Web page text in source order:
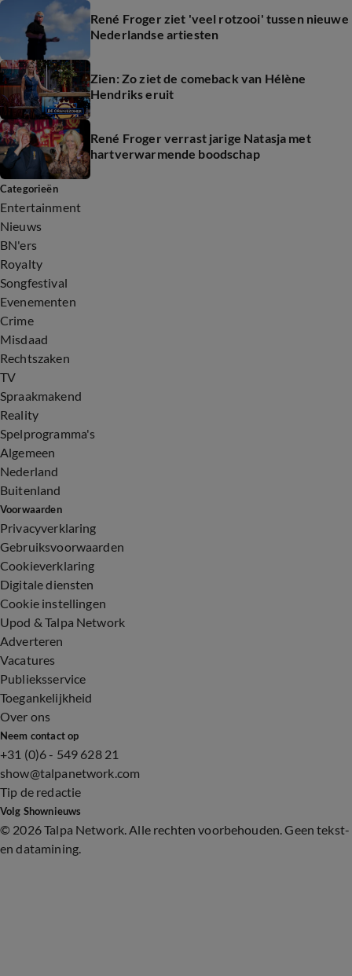
René Froger ziet 'veel rotzooi' tussen nieuwe
Nederlandse artiesten
Zien: Zo ziet de comeback van Hélène
Hendriks eruit
René Froger verrast jarige Natasja met
hartverwarmende boodschap
Categorieën
Entertainment
Nieuws
BN'ers
Royalty
Songfestival
Evenementen
Crime
Misdaad
Rechtszaken
TV
Spraakmakend
Reality
Spelprogramma's
Algemeen
Nederland
Buitenland
Voorwaarden
Privacyverklaring
Gebruiksvoorwaarden
Cookieverklaring
Digitale diensten
Cookie instellingen
Upod & Talpa Network
Adverteren
Vacatures
Publieksservice
Toegankelijkheid
Over ons
Neem contact op
+31 (0)6 - 549 628 21
show@talpanetwork.com
Tip de redactie
Volg Shownieuws
© 2026 Talpa Network. Alle rechten voorbehouden. Geen tekst-
en datamining.